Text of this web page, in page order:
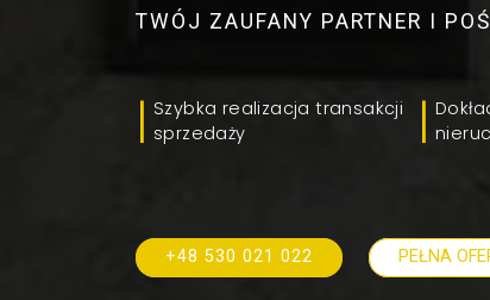
TWÓJ ZAUFANY PARTNER I
Szybka realizacja transakcji
sprzedaży
+48 530 021 022 PEŁNA